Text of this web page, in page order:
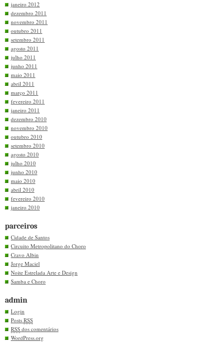
janeiro 2012
dezembro 2011
novembro 2011
outubro 2011
setembro 2011
agosto 2011
julho 2011
junho 2011
maio 2011
abril 2011
março 2011
fevereiro 2011
janeiro 2011
dezembro 2010
novembro 2010
outubro 2010
setembro 2010
agosto 2010
julho 2010
junho 2010
maio 2010
abril 2010
fevereiro 2010
janeiro 2010
parceiros
Cidade de Santos
Circuito Metropolitano do Choro
Cravo Albin
Jorge Maciel
Noite Estrelada Arte e Design
Samba e Choro
admin
Login
Posts RSS
RSS dos comentários
WordPress.org